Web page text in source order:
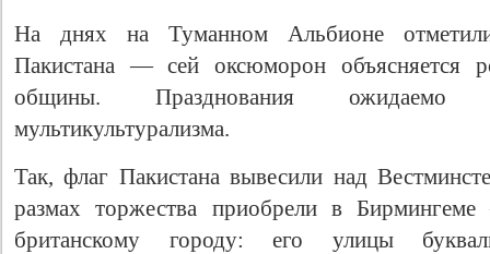
На днях на Туманном Альбионе отметили
Пакистана — сей оксюморон объясняется
общины. Празднования ожидаемо
мультикультурализма.
Так, флаг Пакистана вывесили над
размах торжества приобрели в
британскому городу: его улицы